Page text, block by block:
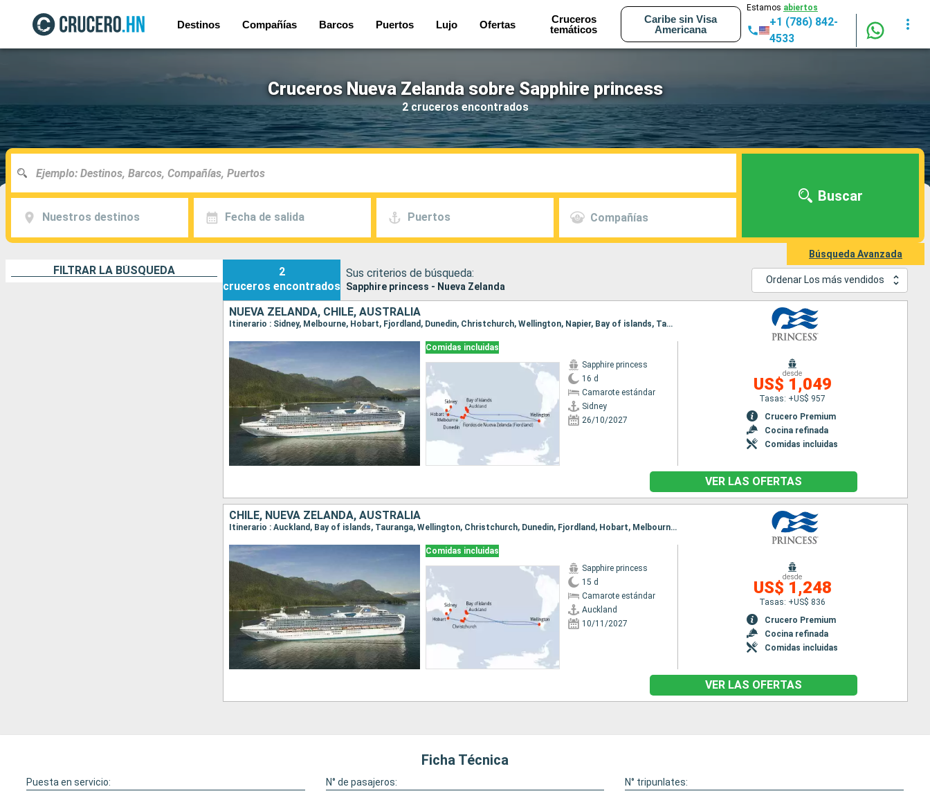
Destinos Compañías Barcos Puertos Lujo Ofertas
Cruceros
temáticos
Caribe sin Visa
Americana
Estamos abiertos
+1 (786) 842-
4533
Cruceros Nueva Zelanda sobre Sapphire princess
2 cruceros encontrados
Nuestros destinos Fecha de salida Puertos Compañías
Buscar
Búsqueda Avanzada
FILTRAR LA BÚSQUEDA
2
cruceros encontrados
Sus criterios de búsqueda:
Sapphire princess - Nueva Zelanda
Ordenar Los más vendidos
NUEVA ZELANDA, CHILE, AUSTRALIA
Itinerario : Sidney, Melbourne, Hobart, Fjordland, Dunedin, Christchurch, Wellington, Napier, Bay of islands, Tauranga, Auckland
Comidas incluidas
Sapphire princess
16 d
Camarote estándar
Sidney
26/10/2027
desde
US$ 1,049
Tasas: +US$ 957
Crucero Premium
Cocina refinada
Comidas incluidas
VER LAS OFERTAS
CHILE, NUEVA ZELANDA, AUSTRALIA
Itinerario : Auckland, Bay of islands, Tauranga, Wellington, Christchurch, Dunedin, Fjordland, Hobart, Melbourne, Sidney
Comidas incluidas
Sapphire princess
15 d
Camarote estándar
Auckland
10/11/2027
desde
US$ 1,248
Tasas: +US$ 836
Crucero Premium
Cocina refinada
Comidas incluidas
VER LAS OFERTAS
Ficha Técnica
Puesta en servicio: N° de pasajeros:
N° tripunlates: